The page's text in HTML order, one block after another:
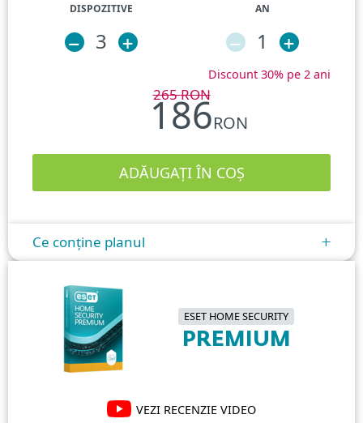
DISPOZITIVE
– 3 +
AN
– 1 +
Discount 30% pe 2 ani
265RON
186RON
Ce conține planul +
ESET HOME SECURITY
PREMIUM
VEZI RECENZIE VIDEO